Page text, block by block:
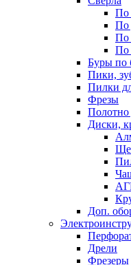
По
По
По
По
Буры по
Пики,
Пилки
Фрезы
Диски,
Доп.
Дрели
Фрезеры